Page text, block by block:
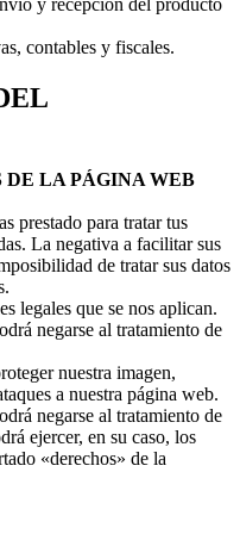
contables y fiscales.
DE LA PÁGINA WEB
prestado para tratar tus
La negativa a facilitar sus
de tratar sus datos
legales que se nos aplican.
negarse al tratamiento de
nuestra imagen,
a nuestra página web.
negarse al tratamiento de
ejercer, en su caso, los
«derechos» de la